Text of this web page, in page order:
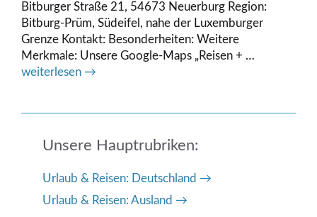
Bitburger Straße 21, 54673 Neuerburg Region:
Bitburg-Prüm, Südeifel, nahe der Luxemburger
Grenze Kontakt: Besonderheiten: Weitere
Merkmale: Unsere Google-Maps „Reisen + …
weiterlesen →
Unsere Hauptrubriken:
Urlaub & Reisen: Deutschland
Urlaub & Reisen: Ausland